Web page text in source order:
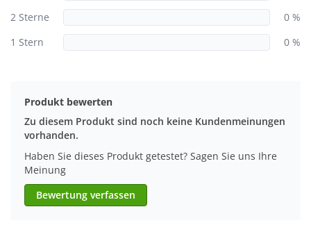
2 Sterne
0 %
1 Stern
0 %
Produkt bewerten
Zu diesem Produkt sind noch keine Kundenmeinungen
vorhanden.
Haben Sie dieses Produkt getestet? Sagen Sie uns Ihre
Meinung
Bewertung verfassen